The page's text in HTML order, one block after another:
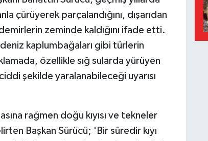
çürüyerek parçalandığını, dışarıdan
zeminde kaldığını ifade etti.
kaplumbağaları gibi türlerin
özellikle sığ sularda yürüyen
şekilde yaralanabileceği uyarısı
rağmen doğu kıyısı ve tekneler
Başkan Sürücü; 'Bir süredir kıyı